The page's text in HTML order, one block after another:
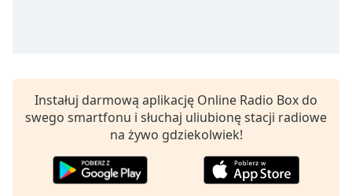
subtitles
settings
opens
subtitles
dialog
subtitles
Instałuj darmową aplikację Online Radio Box do
swego smartfonu i słuchaj uliubionę stacji radiowe
na żywo gdziekolwiek!